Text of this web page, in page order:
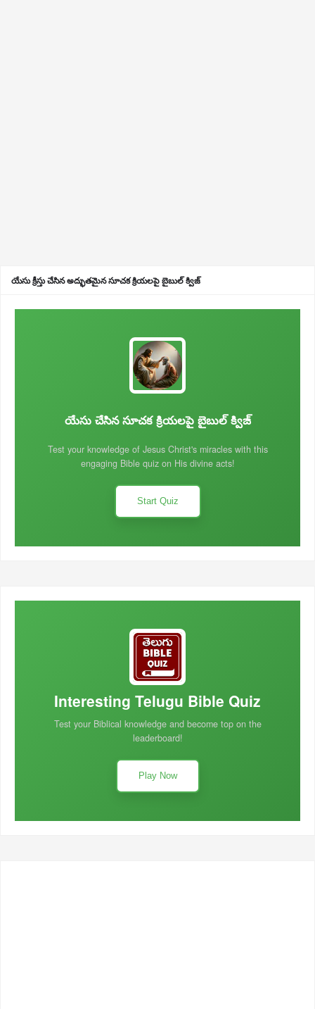
యేసు క్రీస్తు చేసిన అద్భుతమైన సూచక క్రియలపై బైబుల్ క్విజ్
యేసు చేసిన సూచక క్రియలపై బైబుల్ క్విజ్
Test your knowledge of Jesus Christ's miracles with this
engaging Bible quiz on His divine acts!
Start Quiz
Interesting Telugu Bible Quiz
Test your Biblical knowledge and become top on the
leaderboard!
Play Now